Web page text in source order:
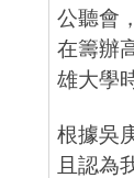
公聽會
在籌辦
雄大學
根據吳
且認為